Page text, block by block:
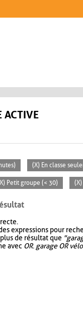
ACTIVE
(X) En classe
Petit groupe (< 30)
expressions pour
de résultat que
avec OR. garage OR vélo